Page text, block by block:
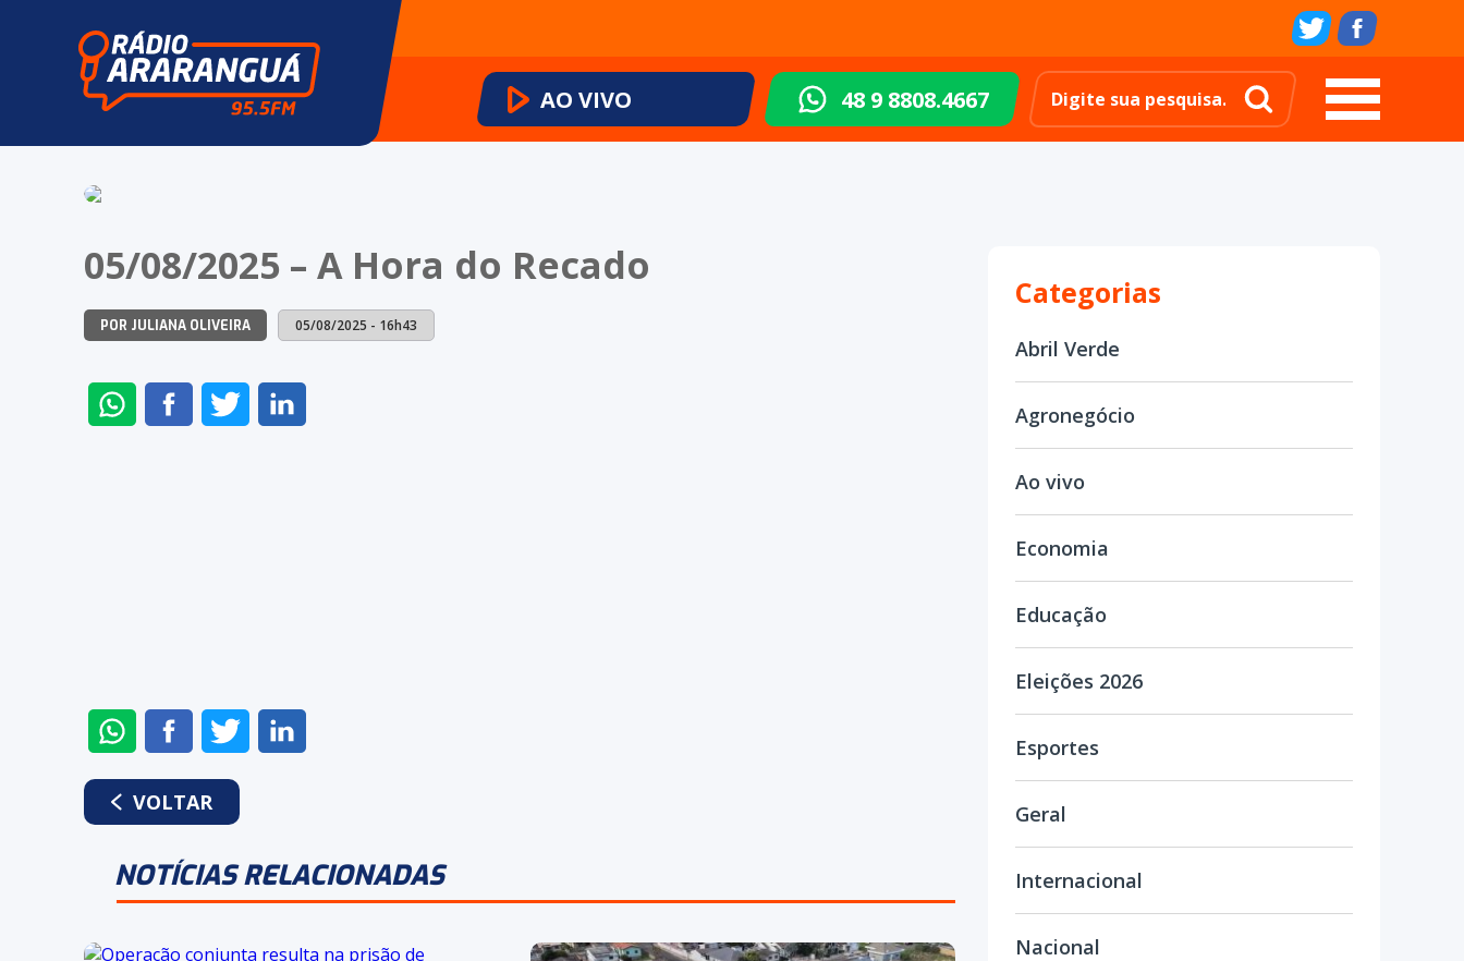
AO VIVO 48 9 8808.4667
05/08/2025 – A Hora do Recado
POR JULIANA OLIVEIRA 05/08/2025 - 16h43
ENVIAR
NO
COMPARTILHAR
NO
COMPARTILHAR
NO
ENVIAR
NO
WHATSAPP
COMPARTILHAR
NO
FACEBOOK
COMPARTILHAR
NO
VOLTAR
NOTÍCIAS RELACIONADAS
Categorias
Abril Verde
Agronegócio
Ao vivo
Economia
Educação
Eleições 2026
Esportes
Geral
Internacional
Nacional